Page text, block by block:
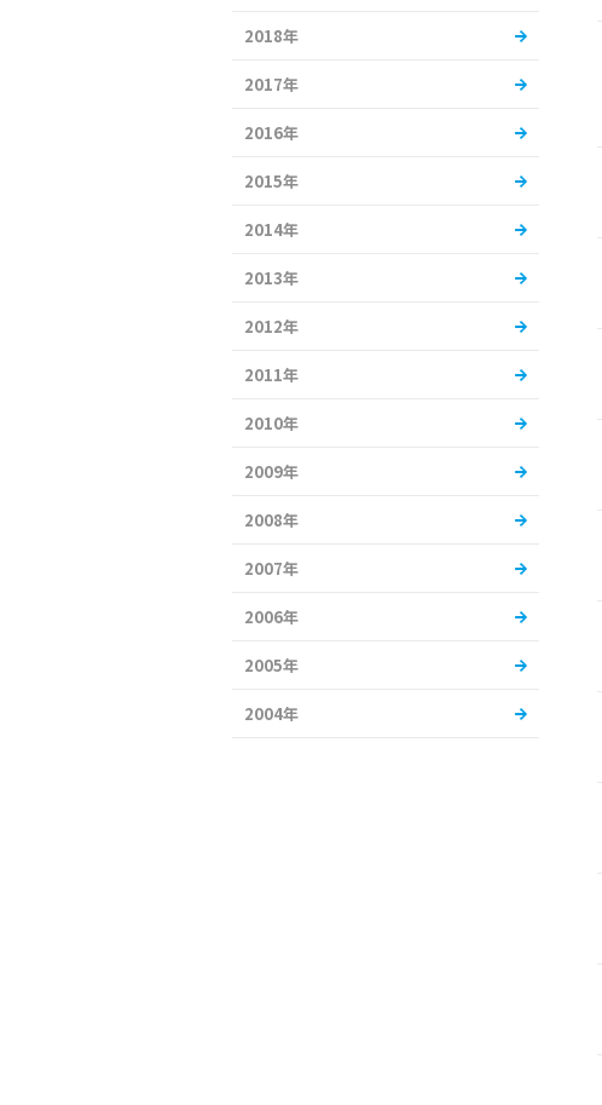
2018年
2017年
2016年
2015年
2014年
2013年
2012年
2011年
2010年
2009年
2008年
2007年
2006年
2005年
2004年